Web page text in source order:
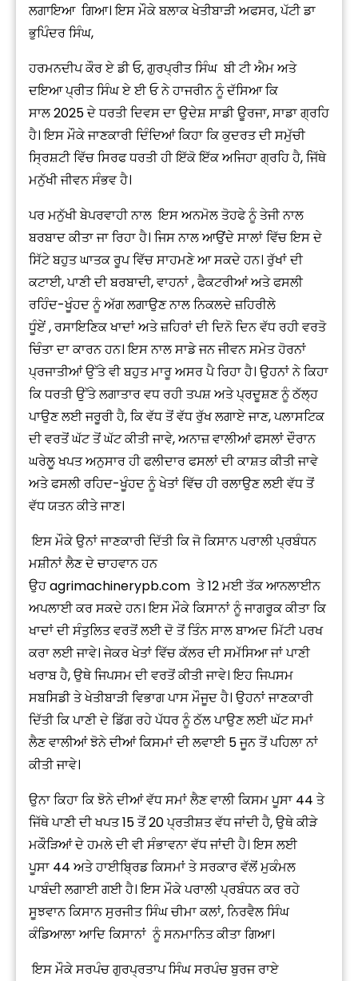
ਲਗਾਇਆ ਗਿਆ। ਇਸ ਮੌਕੇ ਬਲਾਕ ਖੇਤੀਬਾੜੀ ਅਫਸਰ, ਪੱਟੀ ਡਾ
ਭੁਪਿੰਦਰ ਸਿੰਘ,
ਹਰਮਨਦੀਪ ਕੌਰ ਏ ਡੀ ਓ, ਗੁਰਪ੍ਰੀਤ ਸਿੰਘ ਬੀ ਟੀ ਐਮ ਅਤੇ
ਦਇਆ ਪ੍ਰੀਤ ਸਿੰਘ ਏ ਈ ਓ ਨੇ ਹਾਜਰੀਨ ਨੂੰ ਦੱਸਿਆ ਕਿ
ਸਾਲ 2025 ਦੇ ਧਰਤੀ ਦਿਵਸ ਦਾ ਉਦੇਸ਼ ਸਾਡੀ ਊਰਜਾ, ਸਾਡਾ ਗ੍ਰਹਿ
ਹੈ। ਇਸ ਮੌਕੇ ਜਾਣਕਾਰੀ ਦਿੰਦਿਆਂ ਕਿਹਾ ਕਿ ਕੁਦਰਤ ਦੀ ਸਮੁੱਚੀ
ਸ੍ਰਿਸ਼ਟੀ ਵਿੱਚ ਸਿਰਫ ਧਰਤੀ ਹੀ ਇੱਕੋ ਇੱਕ ਅਜਿਹਾ ਗ੍ਰਹਿ ਹੈ, ਜਿੱਥੇ
ਮਨੁੱਖੀ ਜੀਵਨ ਸੰਭਵ ਹੈ।
ਪਰ ਮਨੁੱਖੀ ਬੇਪਰਵਾਹੀ ਨਾਲ ਇਸ ਅਨਮੋਲ ਤੋਹਫੇ ਨੂੰ ਤੇਜੀ ਨਾਲ
ਬਰਬਾਦ ਕੀਤਾ ਜਾ ਰਿਹਾ ਹੈ। ਜਿਸ ਨਾਲ ਆਉਂਦੇ ਸਾਲਾਂ ਵਿੱਚ ਇਸ ਦੇ
ਸਿੱਟੇ ਬਹੁਤ ਘਾਤਕ ਰੂਪ ਵਿੱਚ ਸਾਹਮਣੇ ਆ ਸਕਦੇ ਹਨ। ਰੁੱਖਾਂ ਦੀ
ਕਟਾਈ, ਪਾਣੀ ਦੀ ਬਰਬਾਦੀ, ਵਾਹਨਾਂ , ਫੈਕਟਰੀਆਂ ਅਤੇ ਫਸਲੀ
ਰਹਿੰਦ-ਖੂੰਹਦ ਨੂੰ ਅੱਗ ਲਗਾਉਣ ਨਾਲ ਨਿਕਲਦੇ ਜ਼ਹਿਰੀਲੇ
ਧੂੰਏਂ , ਰਸਾਇਣਿਕ ਖਾਦਾਂ ਅਤੇ ਜ਼ਹਿਰਾਂ ਦੀ ਦਿਨੋ ਦਿਨ ਵੱਧ ਰਹੀ ਵਰਤੋ
ਚਿੰਤਾ ਦਾ ਕਾਰਨ ਹਨ। ਇਸ ਨਾਲ ਸਾਡੇ ਜਨ ਜੀਵਨ ਸਮੇਤ ਹੋਰਨਾਂ
ਪ੍ਰਜਾਤੀਆਂ ਉੱਤੇ ਵੀ ਬਹੁਤ ਮਾਰੂ ਅਸਰ ਪੈ ਰਿਹਾ ਹੈ। ਉਹਨਾਂ ਨੇ ਕਿਹਾ
ਕਿ ਧਰਤੀ ਉੱਤੇ ਲਗਾਤਾਰ ਵਧ ਰਹੀ ਤਪਸ਼ ਅਤੇ ਪ੍ਰਦੂਸ਼ਣ ਨੂੰ ਠੱਲ੍ਹ
ਪਾਉਣ ਲਈ ਜਰੂਰੀ ਹੈ, ਕਿ ਵੱਧ ਤੋਂ ਵੱਧ ਰੁੱਖ ਲਗਾਏ ਜਾਣ, ਪਲਾਸਟਿਕ
ਦੀ ਵਰਤੋਂ ਘੱਟ ਤੋਂ ਘੱਟ ਕੀਤੀ ਜਾਵੇ, ਅਨਾਜ਼ ਵਾਲੀਆਂ ਫਸਲਾਂ ਦੌਰਾਨ
ਘਰੇਲੂ ਖਪਤ ਅਨੁਸਾਰ ਹੀ ਫਲੀਦਾਰ ਫਸਲਾਂ ਦੀ ਕਾਸ਼ਤ ਕੀਤੀ ਜਾਵੇ
ਅਤੇ ਫਸਲੀ ਰਹਿਦ-ਖੂੰਹਦ ਨੂੰ ਖੇਤਾਂ ਵਿੱਚ ਹੀ ਰਲਾਉਣ ਲਈ ਵੱਧ ਤੋਂ
ਵੱਧ ਯਤਨ ਕੀਤੇ ਜਾਣ।
ਇਸ ਮੌਕੇ ਉਨਾਂ ਜਾਣਕਾਰੀ ਦਿੱਤੀ ਕਿ ਜੋ ਕਿਸਾਨ ਪਰਾਲੀ ਪ੍ਰਬੰਧਨ
ਮਸ਼ੀਨਾਂ ਲੈਣ ਦੇ ਚਾਹਵਾਨ ਹਨ
ਉਹagrimachinerypb.com ਤੇ 12 ਮਈ ਤੱਕ ਆਨਲਾਈਨ
ਅਪਲਾਈ ਕਰ ਸਕਦੇ ਹਨ। ਇਸ ਮੌਕੇ ਕਿਸਾਨਾਂ ਨੂੰ ਜਾਗਰੂਕ ਕੀਤਾ ਕਿ
ਖਾਦਾਂ ਦੀ ਸੰਤੁਲਿਤ ਵਰਤੋਂ ਲਈ ਦੋ ਤੋਂ ਤਿੰਨ ਸਾਲ ਬਾਅਦ ਮਿੱਟੀ ਪਰਖ
ਕਰਾ ਲਈ ਜਾਵੇ। ਜੇਕਰ ਖੇਤਾਂ ਵਿੱਚ ਕੱਲਰ ਦੀ ਸਮੱਸਿਆ ਜਾਂ ਪਾਣੀ
ਖਰਾਬ ਹੈ, ਉਥੇ ਜਿਪਸਮ ਦੀ ਵਰਤੋਂ ਕੀਤੀ ਜਾਵੇ। ਇਹ ਜਿਪਸਮ
ਸਬਸਿਡੀ ਤੇ ਖੇਤੀਬਾੜੀ ਵਿਭਾਗ ਪਾਸ ਮੌਜੂਦ ਹੈ। ਉਹਨਾਂ ਜਾਣਕਾਰੀ
ਦਿੱਤੀ ਕਿ ਪਾਣੀ ਦੇ ਡਿੱਗ ਰਹੇ ਪੱਧਰ ਨੂੰ ਠੱਲ ਪਾਉਣ ਲਈ ਘੱਟ ਸਮਾਂ
ਲੈਣ ਵਾਲੀਆਂ ਝੋਨੇ ਦੀਆਂ ਕਿਸਮਾਂ ਦੀ ਲਵਾਈ 5 ਜੂਨ ਤੋਂ ਪਹਿਲਾ ਨਾਂ
ਕੀਤੀ ਜਾਵੇ।
ਉਨਾ ਕਿਹਾ ਕਿ ਝੋਨੇ ਦੀਆਂ ਵੱਧ ਸਮਾਂ ਲੈਣ ਵਾਲੀ ਕਿਸਮ ਪੂਸਾ 44 ਤੇ
ਜਿੱਥੇ ਪਾਣੀ ਦੀ ਖਪਤ 15 ਤੋਂ 20 ਪ੍ਰਤੀਸ਼ਤ ਵੱਧ ਜਾਂਦੀ ਹੈ, ਉਥੇ ਕੀੜੇ
ਮਕੌੜਿਆਂ ਦੇ ਹਮਲੇ ਦੀ ਵੀ ਸੰਭਾਵਨਾ ਵੱਧ ਜਾਂਦੀ ਹੈ। ਇਸ ਲਈ
ਪੂਸਾ 44 ਅਤੇ ਹਾਈਬ੍ਰਿਡ ਕਿਸਮਾਂ ਤੇ ਸਰਕਾਰ ਵੱਲੋਂ ਮੁਕੰਮਲ
ਪਾਬੰਦੀ ਲਗਾਈ ਗਈ ਹੈ। ਇਸ ਮੌਕੇ ਪਰਾਲੀ ਪ੍ਰਬੰਧਨ ਕਰ ਰਹੇ
ਸੂਝਵਾਨ ਕਿਸਾਨ ਸੁਰਜੀਤ ਸਿੰਘ ਚੀਮਾ ਕਲਾਂ, ਨਿਰਵੈਲ ਸਿੰਘ
ਕੰਡਿਆਲਾ ਆਦਿ ਕਿਸਾਨਾਂ ਨੂੰ ਸਨਮਾਨਿਤ ਕੀਤਾ ਗਿਆ।
ਇਸ ਮੌਕੇ ਸਰਪੰਚ ਗੁਰਪ੍ਰਤਾਪ ਸਿੰਘ ਸਰਪੰਚ ਬੁਰਜ ਰਾਏ